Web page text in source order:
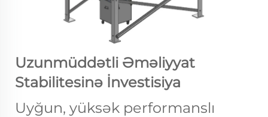
Uzunmüddətli Əməliyyat
Stabilitesinə İnvestisiya
Uyğun, yüksək performanslı